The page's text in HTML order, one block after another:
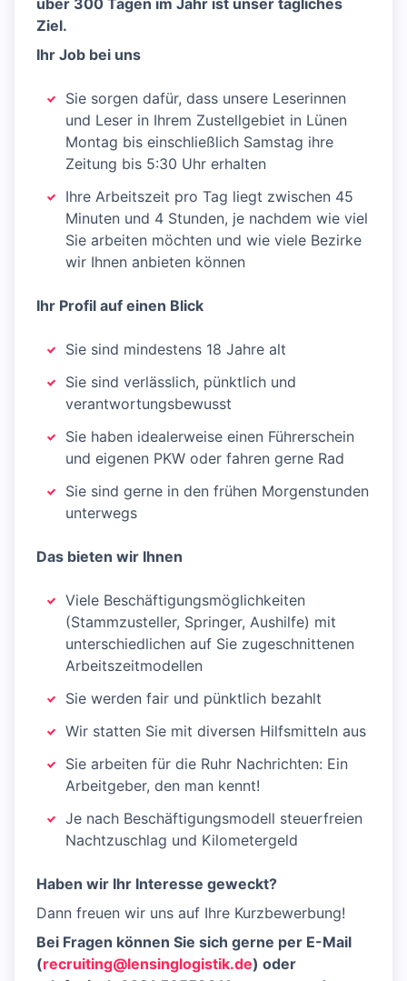
über 300 Tagen im Jahr ist unser tägliches
Ziel.
Ihr Job bei uns
Sie sorgen dafür, dass unsere Leserinnen
und Leser in Ihrem Zustellgebiet in Lünen
Montag bis einschließlich Samstag ihre
Zeitung bis 5:30 Uhr erhalten
Ihre Arbeitszeit pro Tag liegt zwischen 45
Minuten und 4 Stunden, je nachdem wie viel
Sie arbeiten möchten und wie viele Bezirke
wir Ihnen anbieten können
Ihr Profil auf einen Blick
Sie sind mindestens 18 Jahre alt
Sie sind verlässlich, pünktlich und
verantwortungsbewusst
Sie haben idealerweise einen Führerschein
und eigenen PKW oder fahren gerne Rad
Sie sind gerne in den frühen Morgenstunden
unterwegs
Das bieten wir Ihnen
Viele Beschäftigungsmöglichkeiten
(Stammzusteller, Springer, Aushilfe) mit
unterschiedlichen auf Sie zugeschnittenen
Arbeitszeitmodellen
Sie werden fair und pünktlich bezahlt
Wir statten Sie mit diversen Hilfsmitteln aus
Sie arbeiten für die Ruhr Nachrichten: Ein
Arbeitgeber, den man kennt!
Je nach Beschäftigungsmodell steuerfreien
Nachtzuschlag und Kilometergeld
Haben wir Ihr Interesse geweckt?
Dann freuen wir uns auf Ihre Kurzbewerbung!
Bei Fragen können Sie sich gerne per E-Mail
(recruiting@lensinglogistik.de) oder